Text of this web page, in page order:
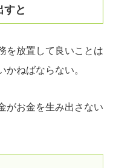
すと
を放置して良いことは
かねばならない。
がお金を生み出さない